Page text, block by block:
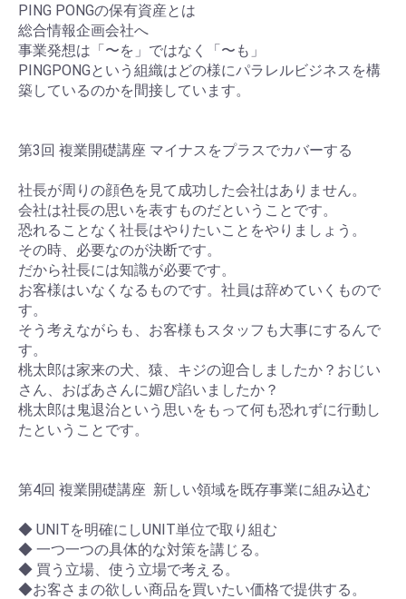
PING PONGの保有資産とは
総合情報企画会社へ
事業発想は「〜を」ではなく「〜も」
PINGPONGという組織はどの様にパラレルビジネスを構
築しているのかを間接しています。
第3回 複業開礎講座 マイナスをプラスでカバーする
社⻑が周りの顔色を見て成功した会社はありません。
会社は社⻑の思いを表すものだということです。
恐れることなく社⻑はやりたいことをやりましょう。
その時、必要なのが決断です。
だから社⻑には知識が必要です。
お客様はいなくなるものです。社員は辞めていくもので
す。
そう考えながらも、お客様もスタッフも大事にするんで
す。
桃太郎は家来の犬、猿、キジの迎合しましたか？おじい
さん、おばあさんに媚び諂いましたか？
桃太郎は⻤退治という思いをもって何も恐れずに行動し
たということです。
第4回 複業開礎講座 新しい領域を既存事業に組み込む
◆ UNITを明確にしUNIT単位で取り組む
◆ 一つ一つの具体的な対策を講じる。
◆ 買う立場、使う立場で考える。
◆お客さまの欲しい商品を買いたい価格で提供する。